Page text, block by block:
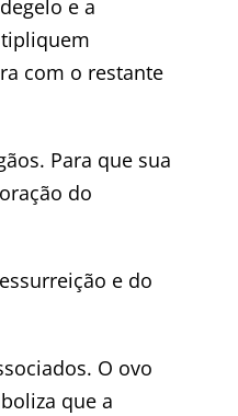
e a
com o restante
Para que sua
do
e do
O ovo
que a